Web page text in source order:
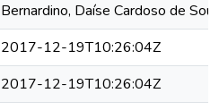
Bernardino, Daíse Cardoso de
2017-12-19T10:26:04Z
2017-12-19T10:26:04Z